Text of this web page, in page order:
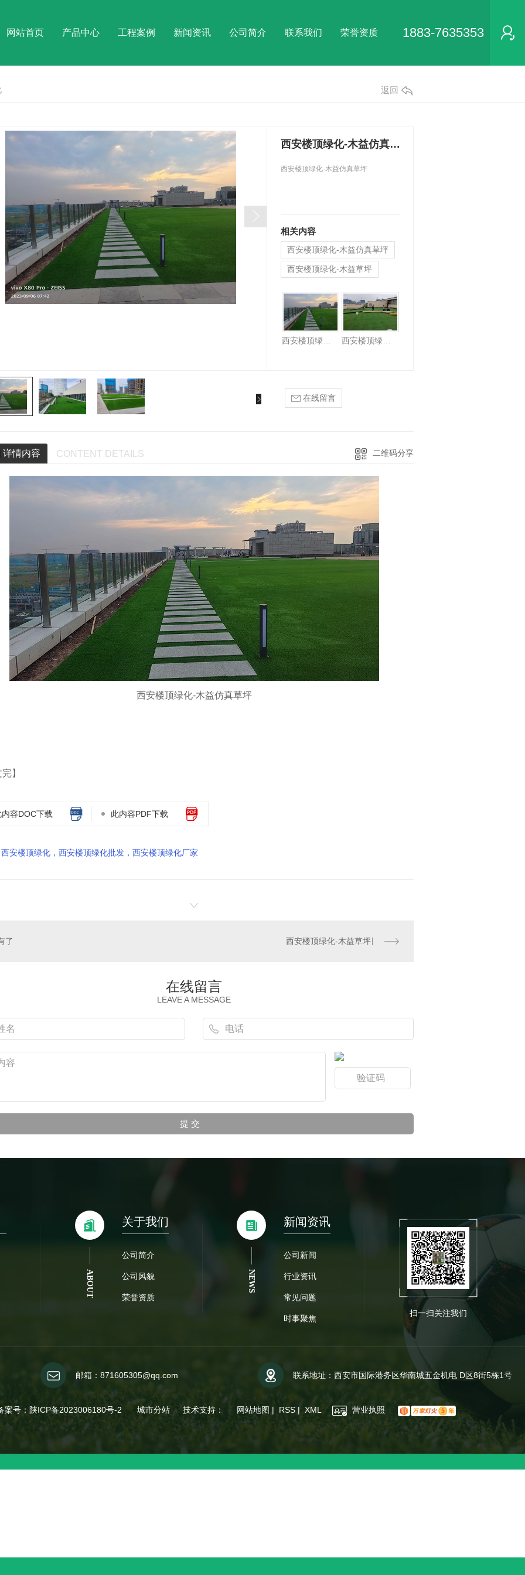
网站首页 产品中心 工程案例 新闻资讯 公司简介 联系我们 荣誉资质 1883-7635353
返回
西安楼顶绿化-木益草坪 西安校园草坪
西安楼顶绿化-木益仿真草坪
西安楼顶绿化-木益仿真草坪
相关内容
西安楼顶绿化-木益仿真草坪
西安楼顶绿化-木益草坪
在线留言
详情内容 CONTENT DETAILS 二维码分享
西安楼顶绿化-木益仿真草坪
】
内容DOC下载 此内容PDF下载
西安楼顶绿化，西安楼顶绿化批发，西安楼顶绿化厂家
了 西安楼顶绿化-木益草坪
在线留言
LEAVE A MESSAGE
关于我们
ABOUT
公司简介
公司风貌
荣誉资质
新闻资讯
NEWS
公司新闻
行业资讯
常见问题
时事聚焦
扫一扫关注我们
邮箱：871605305@qq.com 联系地址：西安市国际港务区华南城五金机电 D区8街5栋1号
号： 陕ICP备2023006180号-2 城市分站
城市分站
陕西
西安
技术支持： 网站地图 | RSS| XML 营业执照